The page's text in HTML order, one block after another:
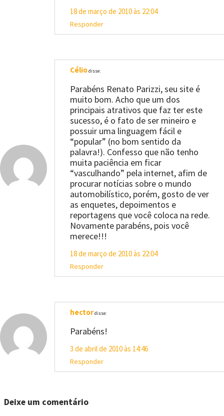
18 de março de 2010 às 22:04
Responder
Céliodisse:
Parabéns Renato Parizzi, seu site é
muito bom. Acho que um dos
principais atrativos que faz ter este
sucesso, é o fato de ser mineiro e
possuir uma linguagem fácil e
“popular” (no bom sentido da
palavra!). Confesso que não tenho
muita paciência em ficar
“vasculhando” pela internet, afim de
procurar notícias sobre o mundo
automobilístico, porém, gosto de ver
as enquetes, depoimentos e
reportagens que você coloca na rede.
Novamente parabéns, pois você
merece!!!
18 de março de 2010 às 22:04
Responder
hectordisse:
Parabéns!
3 de abril de 2010 às 14:46
Responder
Deixe um comentário